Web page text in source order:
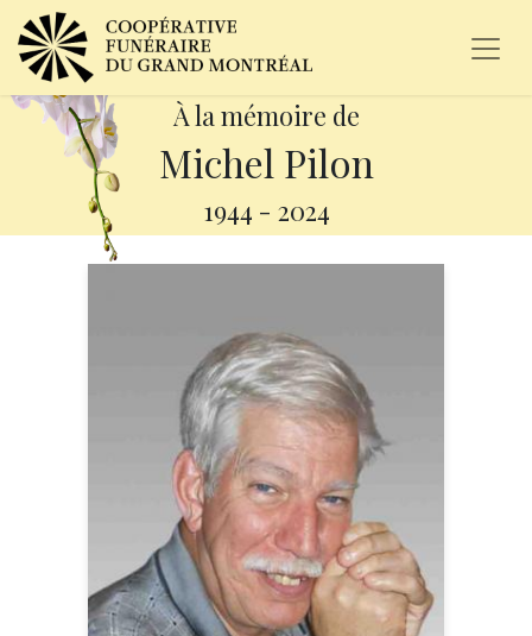
À la mémoire de
Michel Pilon
1944 - 2024